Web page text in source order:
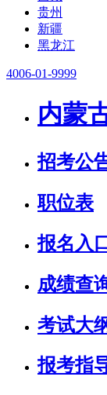
贵州
新疆
黑龙江
4006-01-9999
内蒙
招考公
职位表
报名入口
成绩查
考试大
报考指